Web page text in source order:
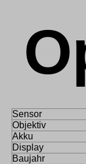
Sensor
Objektiv
Akku
Display
Baujahr